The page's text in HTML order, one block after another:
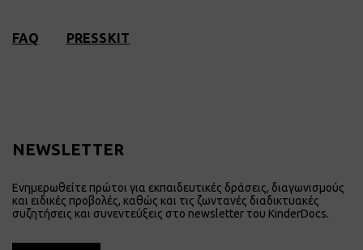
FAQ PRESSKIT
NEWSLETTER
Ενημερωθείτε πρώτοι για εκπαιδευτικές δράσεις, διαγωνισμούς
και ειδικές προβολές, καθώς και τις ζωντανές διαδικτυακές
συζητήσεις και συνεντεύξεις στο newsletter του KinderDocs.